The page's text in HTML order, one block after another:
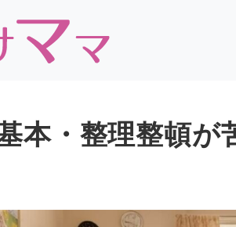
本・整理整頓